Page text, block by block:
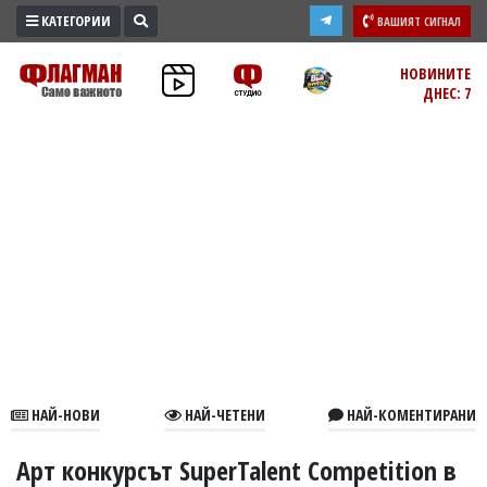
ПРОМО
ЗОНА
КАТЕГОРИИ ВАШИЯТ СИГНАЛ
НОВИНИТЕ
ДНЕС: 7
НАЙ-НОВИ НАЙ-ЧЕТЕНИ НАЙ-КОМЕНТИРАНИ
Арт конкурсът SuperTalent Competition в